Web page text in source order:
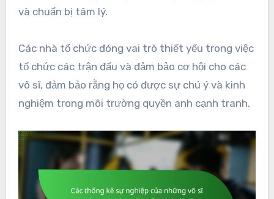
và chuẩn bị tâm lý.
Các nhà tổ chức đóng vai trò thiết yếu trong việc
tổ chức các trận đấu và đảm bảo cơ hội cho các
võ sĩ, đảm bảo rằng họ có được sự chú ý và kinh
nghiệm trong môi trường quyền anh cạnh tranh.